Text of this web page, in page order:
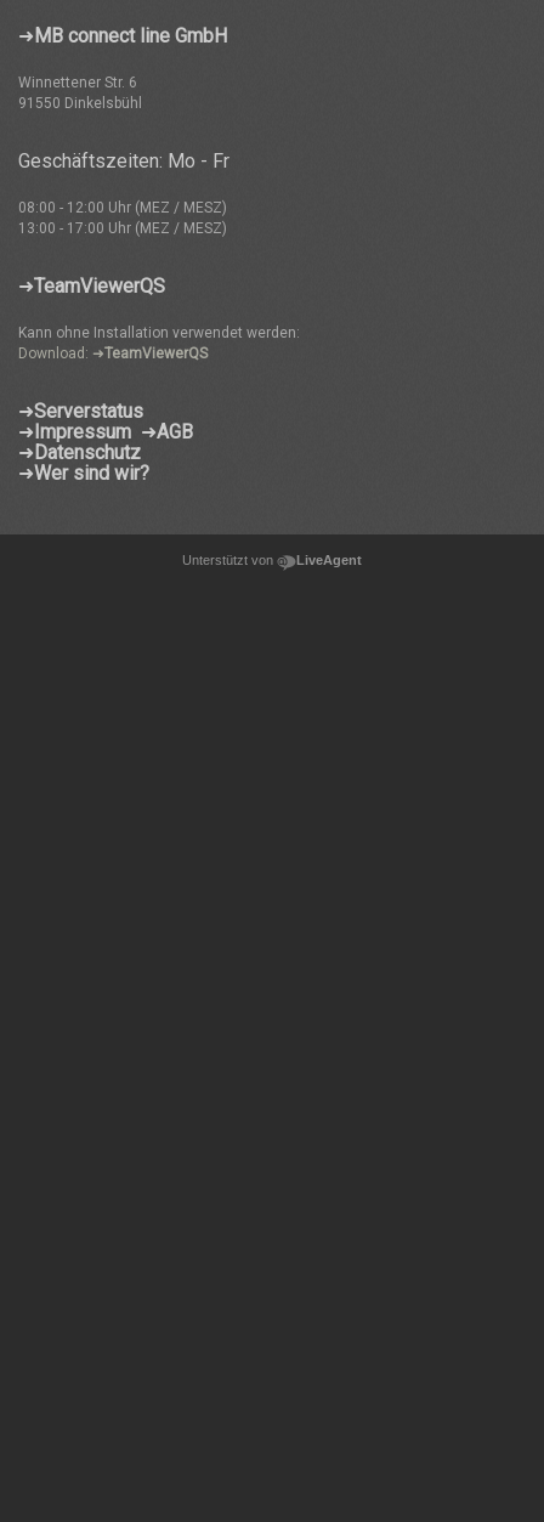
➜ MB connect line GmbH
Winnettener Str. 6
91550 Dinkelsbühl
Geschäftszeiten: Mo - Fr
08:00 - 12:00 Uhr (MEZ / MESZ)
13:00 - 17:00 Uhr (MEZ / MESZ)
➜TeamViewerQS
Kann ohne Installation verwendet werden:
Download: ➜TeamViewerQS
➜Serverstatus
➜Impressum ➜AGB
➜ Datenschutz
➜Wer sind wir?
Unterstützt von LiveAgent